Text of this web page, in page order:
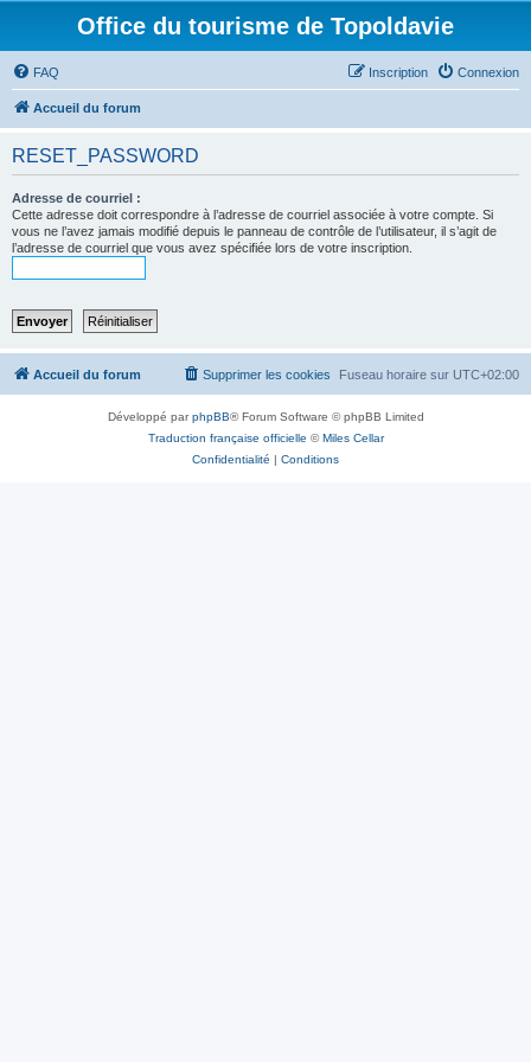
Office du tourisme de Topoldavie
FAQ Connexion
Inscription
Accueil du forum
RESET_PASSWORD
Adresse de courriel :
Cette adresse doit correspondre à l’adresse de courriel associée à votre compte. Si
vous ne l’avez jamais modifié depuis le panneau de contrôle de l’utilisateur, il s’agit de
l’adresse de courriel que vous avez spécifiée lors de votre inscription.
Accueil du forum Fuseau horaire sur UTC+02:00
Supprimer les cookies
Développé parphpBB® Forum Software © phpBB Limited
Traduction française officielle ©Miles Cellar
Confidentialité | Conditions